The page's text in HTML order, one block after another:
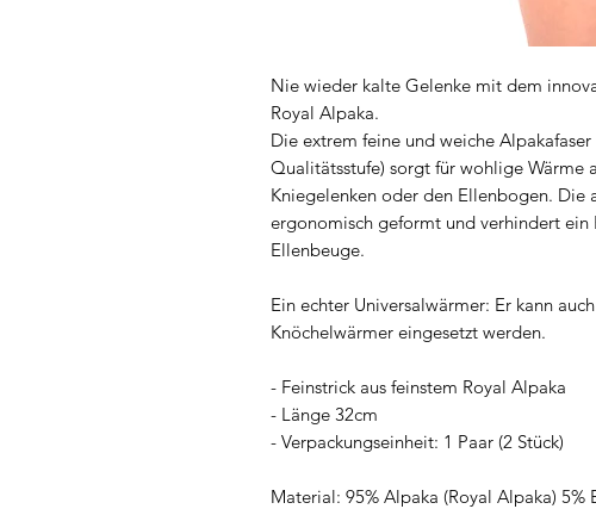
Nie wieder kalte Gelenke mit dem
Royal Alpaka.
Die extrem feine und weiche
Qualitätsstufe) sorgt für wohlige Wärme
Kniegelenken oder den Ellenbogen. Die
ergonomisch geformt und verhindert ein
Ellenbeuge.
Ein echter Universalwärmer: Er kann
Knöchelwärmer eingesetzt werden.
- Feinstrick aus feinstem Royal Alpaka
- Länge 32cm
- Verpackungseinheit: 1 Paar (2 Stück)
Material: 95% Alpaka (Royal Alpaka) 5%